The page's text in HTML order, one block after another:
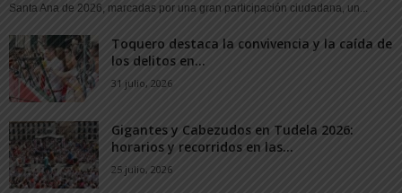
Santa Ana de 2026, marcadas por una gran participación ciudadana, un...
Toquero destaca la convivencia y la caída de
los delitos en...
31 julio, 2026
Gigantes y Cabezudos en Tudela 2026:
horarios y recorridos en las...
25 julio, 2026